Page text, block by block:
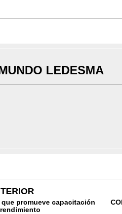
LEDESMA
que promueve capacitación